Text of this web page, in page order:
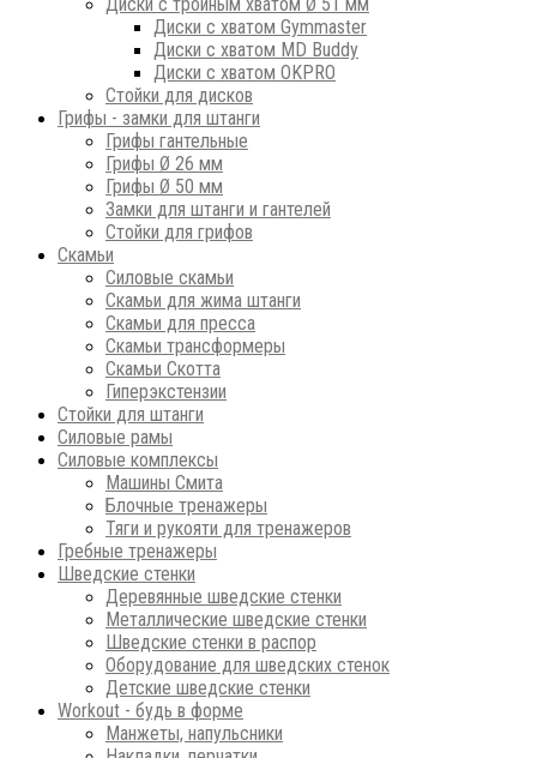
Диски с хватом Gymmaster
Диски с хватом MD Buddy
Диски с хватом OKPRO
Стойки для дисков
Грифы - замки для штанги
Грифы гантельные
Грифы Ø 26 мм
Грифы Ø 50 мм
Замки для штанги и гантелей
Стойки для грифов
Скамьи
Силовые скамьи
Скамьи для жима штанги
Скамьи для пресса
Скамьи трансформеры
Скамьи Скотта
Гиперэкстензии
Стойки для штанги
Силовые рамы
Силовые комплексы
Машины Смита
Блочные тренажеры
Тяги и рукояти для тренажеров
Гребные тренажеры
Шведские стенки
Деревянные шведские стенки
Металлические шведские стенки
Шведские стенки в распор
Оборудование для шведских стенок
Детские шведские стенки
Workout - будь в форме
Манжеты, напульсники